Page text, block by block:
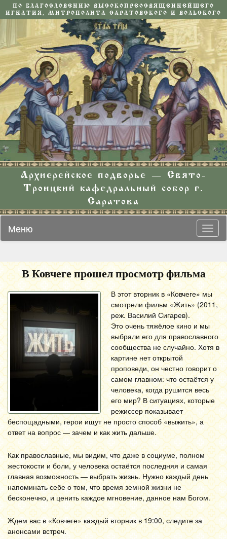
ПО БЛАГОСЛОВЕНИЮ ВЫСОКОПРЕОСВЯЩЕННЕЙШЕГО
ИГНАТИЯ, МИТРОПОЛИТА САРАТОВСКОГО И ВОЛЬСКОГО
Архиерейское подворье — Свято-
Троицкий кафедральный собор г.
Саратова
Меню
В Ковчеге прошел просмотр фильма
В этот вторник в «Ковчеге» мы
смотрели фильм «Жить» (2011,
реж. Василий Сигарев).
Это очень тяжёлое кино и мы
выбрали его для православного
сообщества не случайно. Хотя в
картине нет открытой
проповеди, он честно говорит о
самом главном: что остаётся у
человека, когда рушится весь
его мир? В ситуациях, которые
режиссер показывает
беспощадными, герои ищут не просто способ «выжить», а
ответ на вопрос — зачем и как жить дальше.
Как православные, мы видим, что даже в социуме, полном
жестокости и боли, у человека остаётся последняя и самая
главная возможность — выбрать жизнь. Нужно каждый день
напоминать себе о том, что время земной жизни не
бесконечно, и ценить каждое мгновение, данное нам Богом.
Ждем вас в «Ковчеге» каждый вторник в 19:00, следите за
анонсами встреч.